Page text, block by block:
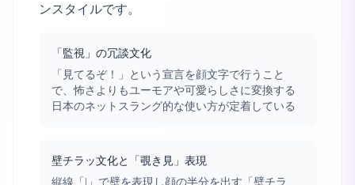
ンスタイルです。
「監視」の冗談文化
「見てるぞ！」という宣言を顔文字で行うこと
で、怖さよりもユーモアや可愛らしさに変換する
日本のネットスラング的な使い方が定着している
壁チラッ文化と「覗き見」表現
縦線「|」で壁を表現し顔の半分を出す「壁チラ